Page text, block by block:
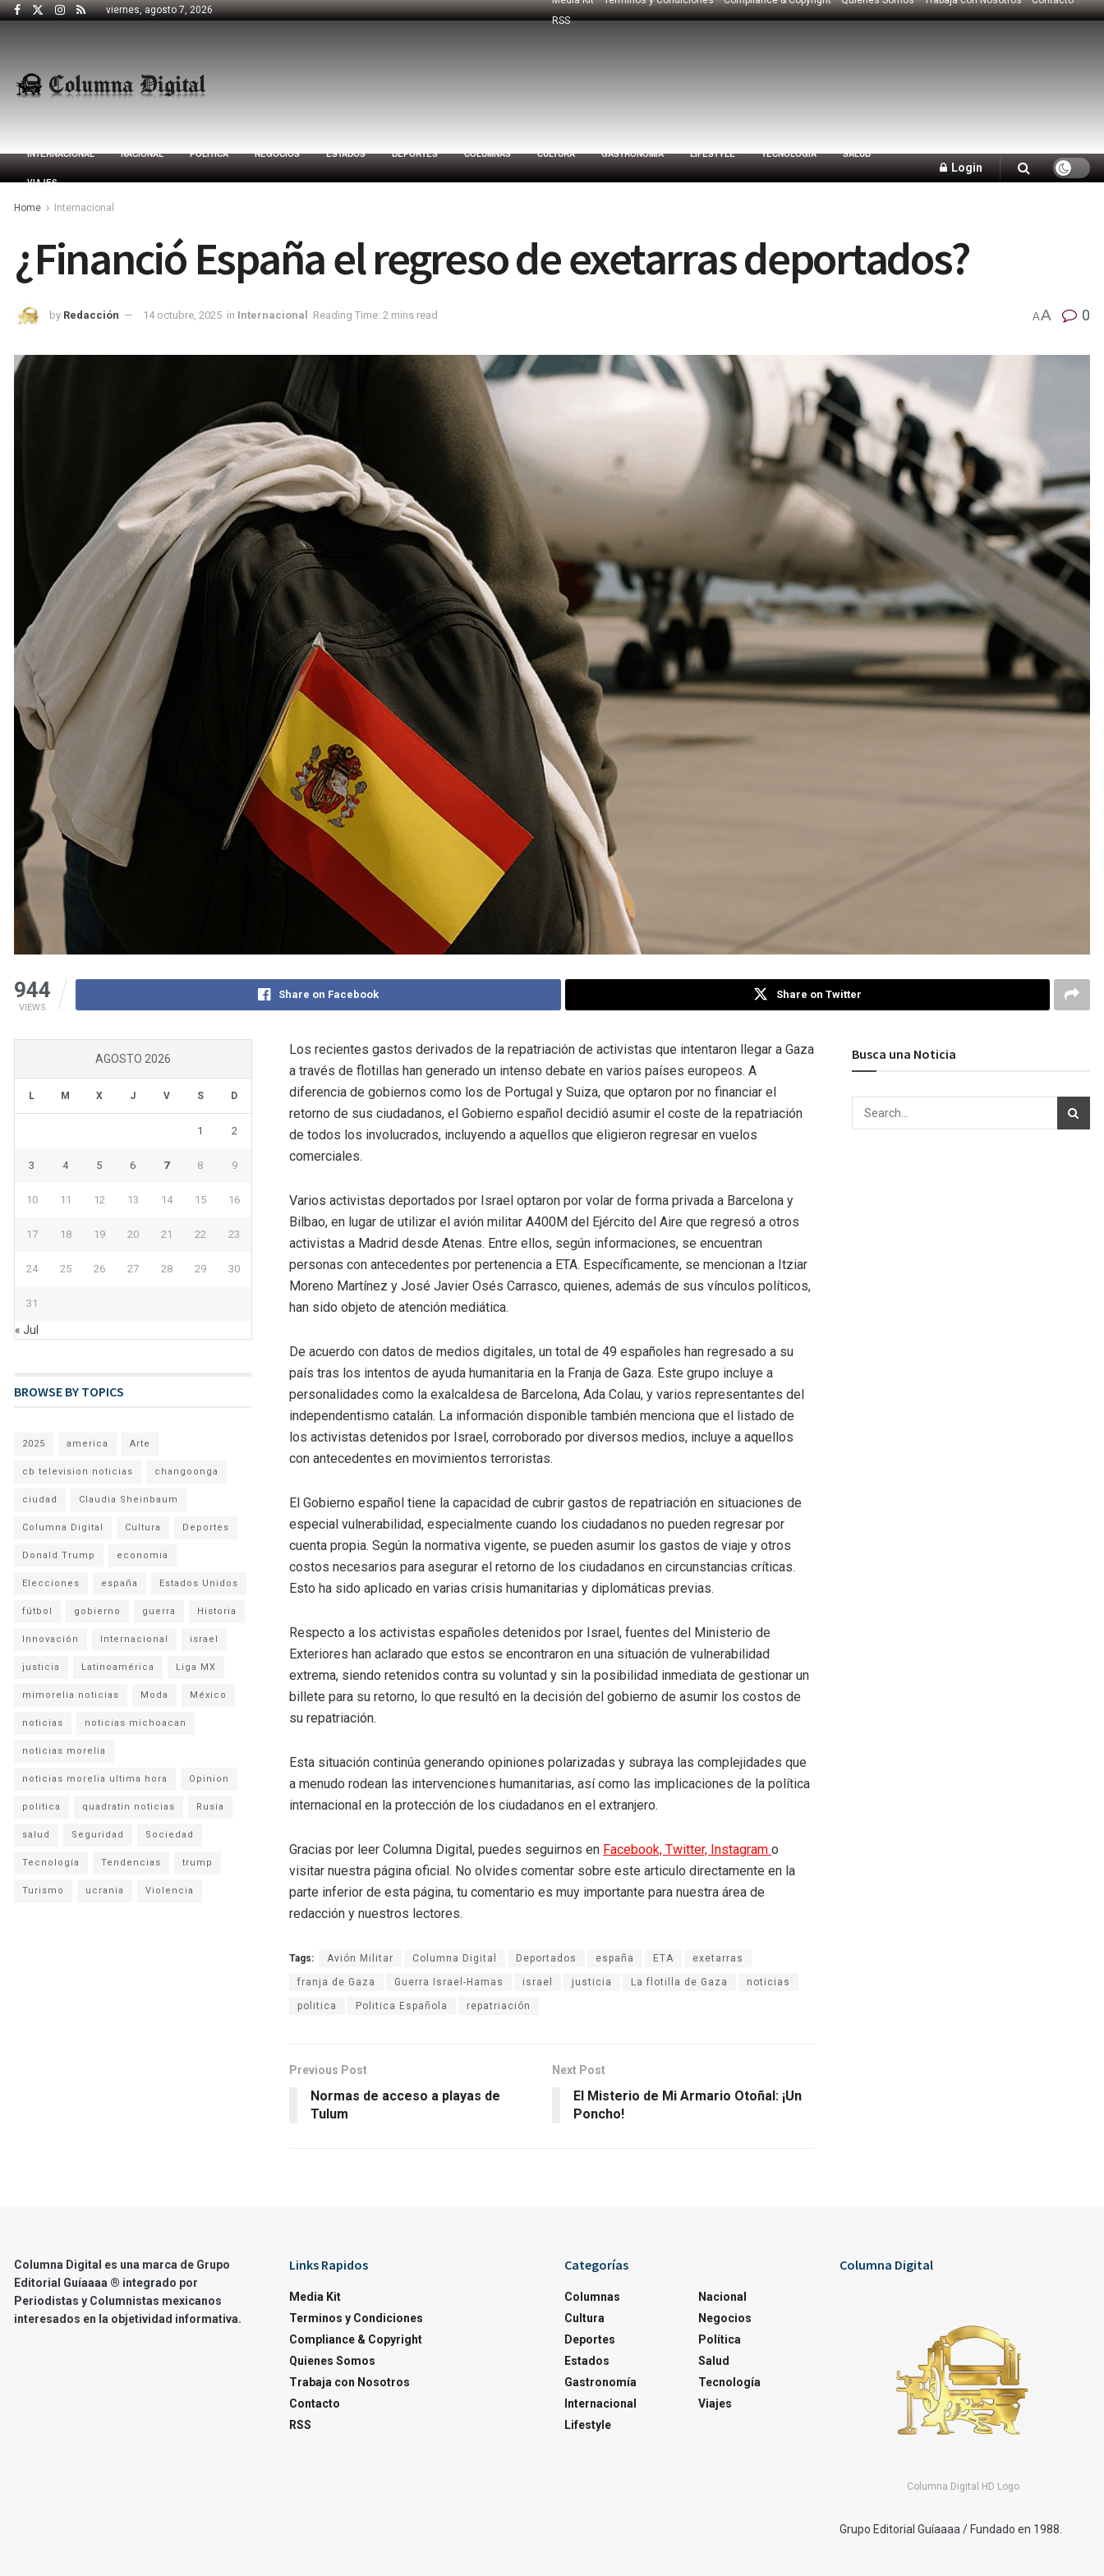
viernes, agosto 7, 2026
RSS
INTERNACIONAL NACIONAL POLÍTICA NEGOCIOS ESTADOS DEPORTES COLUMNAS CULTURA GASTRONOMÍA LIFESTYLE TECNOLOGÍA SALUD
VIAJES
Login
Home Internacional
¿Financió España el regreso de exetarras deportados?
by Redacción 14 octubre, 2025 in Internacional Reading Time: 2 mins read AA 0
944
VIEWS
Share on Facebook Share on Twitter
Los recientes gastos derivados de la repatriación de activistas que intentaron llegar a Gaza
a través de flotillas han generado un intenso debate en varios países europeos. A
diferencia de gobiernos como los de Portugal y Suiza, que optaron por no financiar el
retorno de sus ciudadanos, el Gobierno español decidió asumir el coste de la repatriación
de todos los involucrados, incluyendo a aquellos que eligieron regresar en vuelos
comerciales.
Varios activistas deportados por Israel optaron por volar de forma privada a Barcelona y
Bilbao, en lugar de utilizar el avión militar A400M del Ejército del Aire que regresó a otros
activistas a Madrid desde Atenas. Entre ellos, según informaciones, se encuentran
personas con antecedentes por pertenencia a ETA. Específicamente, se mencionan a Itziar
Moreno Martínez y José Javier Osés Carrasco, quienes, además de sus vínculos políticos,
han sido objeto de atención mediática.
De acuerdo con datos de medios digitales, un total de 49 españoles han regresado a su
país tras los intentos de ayuda humanitaria en la Franja de Gaza. Este grupo incluye a
personalidades como la exalcaldesa de Barcelona, Ada Colau, y varios representantes del
independentismo catalán. La información disponible también menciona que el listado de
los activistas detenidos por Israel, corroborado por diversos medios, incluye a aquellos
con antecedentes en movimientos terroristas.
El Gobierno español tiene la capacidad de cubrir gastos de repatriación en situaciones de
especial vulnerabilidad, especialmente cuando los ciudadanos no pueden regresar por
cuenta propia. Según la normativa vigente, se pueden asumir los gastos de viaje y otros
costos necesarios para asegurar el retorno de los ciudadanos en circunstancias críticas.
Esto ha sido aplicado en varias crisis humanitarias y diplomáticas previas.
Respecto a los activistas españoles detenidos por Israel, fuentes del Ministerio de
Exteriores han aclarado que estos se encontraron en una situación de vulnerabilidad
extrema, siendo retenidos contra su voluntad y sin la posibilidad inmediata de gestionar un
billete para su retorno, lo que resultó en la decisión del gobierno de asumir los costos de
su repatriación.
Esta situación continúa generando opiniones polarizadas y subraya las complejidades que
a menudo rodean las intervenciones humanitarias, así como las implicaciones de la política
internacional en la protección de los ciudadanos en el extranjero.
Gracias por leer Columna Digital, puedes seguirnos en Facebook, Twitter, Instagram o
visitar nuestra página oficial. No olvides comentar sobre este articulo directamente en la
parte inferior de esta página, tu comentario es muy importante para nuestra área de
redacción y nuestros lectores.
Tags: Avión Militar Columna Digital Deportados españa ETA exetarras
franja de Gaza Guerra Israel-Hamas israel justicia La flotilla de Gaza noticias
politica Politica Española repatriación
Previous Post
Normas de acceso a playas de
Tulum
Next Post
El Misterio de Mi Armario Otoñal: ¡Un
Poncho!
AGOSTO 2026
L M X J V S D
1 2
3 4 5 6 7 8 9
10 11 12 13 14 15 16
17 18 19 20 21 22 23
24 25 26 27 28 29 30
31
« Jul
BROWSE BY TOPICS
2025 america Arte
cb television noticias changoonga
ciudad Claudia Sheinbaum
Columna Digital Cultura Deportes
Donald Trump economia
Elecciones españa Estados Unidos
fútbol gobierno guerra Historia
Innovación Internacional israel
justicia Latinoamérica Liga MX
mimorelia noticias Moda México
noticias noticias michoacan
noticias morelia
noticias morelia ultima hora Opinion
politica quadratin noticias Rusia
salud Seguridad Sociedad
Tecnología Tendencias trump
Turismo ucrania Violencia
Busca una Noticia
Columna Digital es una marca de Grupo
Editorial Guíaaaa ® integrado por
Periodistas y Columnistas mexicanos
interesados en la objetividad informativa.
Links Rapidos
Media Kit
Terminos y Condiciones
Compliance & Copyright
Quienes Somos
Trabaja con Nosotros
Contacto
RSS
Categorías
Columnas
Cultura
Deportes
Estados
Gastronomía
Internacional
Lifestyle
Nacional
Negocios
Política
Salud
Tecnología
Viajes
Columna Digital
Columna Digital HD Logo
Grupo Editorial Guíaaaa / Fundado en 1988.